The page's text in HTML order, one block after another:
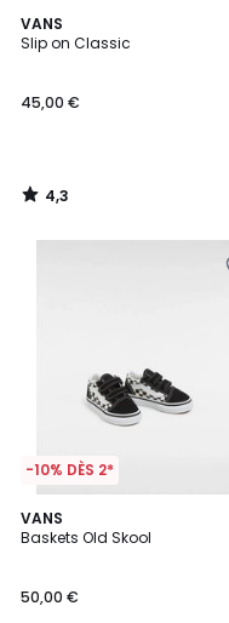
VANS
Slip on Classic
45,00 €
4,3
/ 5
4,3
/
-10% DÈS 2*
VANS
Baskets Old Skool
50,00 €
4,6
/ 5